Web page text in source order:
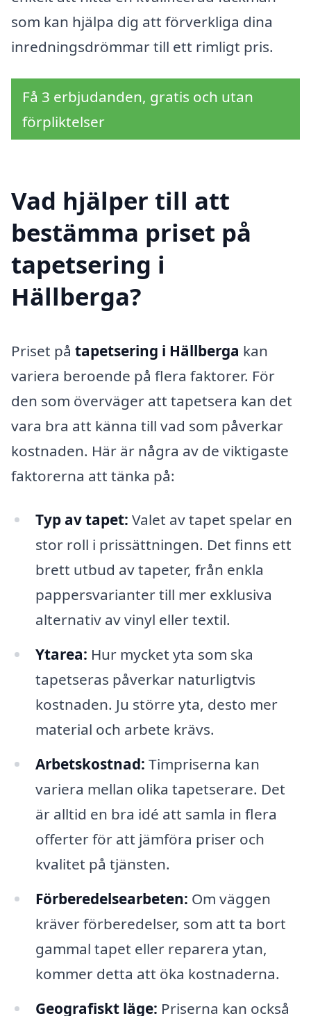
som kan hjälpa dig att förverkliga dina
inredningsdrömmar till ett rimligt pris.
Få 3 erbjudanden, gratis och utan
förpliktelser
Vad hjälper till att
bestämma priset på
tapetsering i
Hällberga?
Priset på tapetsering i Hällberga kan
variera beroende på flera faktorer. För
den som överväger att tapetsera kan det
vara bra att känna till vad som påverkar
kostnaden. Här är några av de viktigaste
faktorerna att tänka på:
Typ av tapet: Valet av tapet spelar en
stor roll i prissättningen. Det finns ett
brett utbud av tapeter, från enkla
pappersvarianter till mer exklusiva
alternativ av vinyl eller textil.
Ytarea: Hur mycket yta som ska
tapetseras påverkar naturligtvis
kostnaden. Ju större yta, desto mer
material och arbete krävs.
Arbetskostnad: Timpriserna kan
variera mellan olika tapetserare. Det
är alltid en bra idé att samla in flera
offerter för att jämföra priser och
kvalitet på tjänsten.
Förberedelsearbeten: Om väggen
kräver förberedelser, som att ta bort
gammal tapet eller reparera ytan,
kommer detta att öka kostnaderna.
Geografiskt läge: Priserna kan också